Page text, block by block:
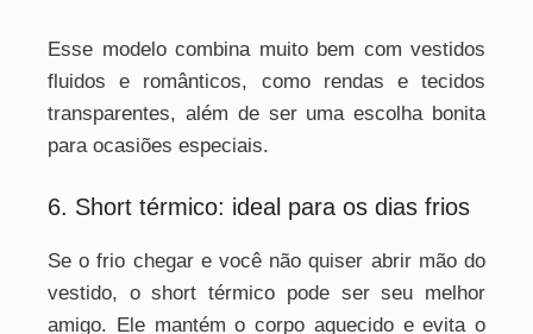
Esse modelo combina muito bem com vestidos
fluidos e românticos, como rendas e tecidos
transparentes, além de ser uma escolha bonita
para ocasiões especiais.
6. Short térmico: ideal para os dias frios
Se o frio chegar e você não quiser abrir mão do
vestido, o short térmico pode ser seu melhor
amigo. Ele mantém o corpo aquecido e evita o